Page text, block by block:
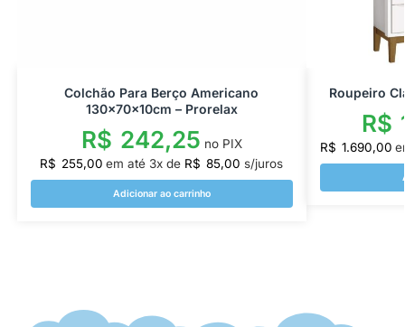
Colchão Para Berço Americano
130x70x10cm – Prorelax
R$ 242,25 no PIX
R$ 255,00 em até 3x de R$ 85,00 s/juros
Adicionar ao carrinho
Roupeiro
R$
R$ 1.690,00